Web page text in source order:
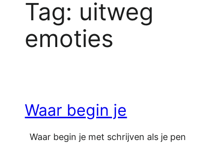
Tag: uitweg
emoties
Waar begin je
Waar begin je met schrijven als je pen